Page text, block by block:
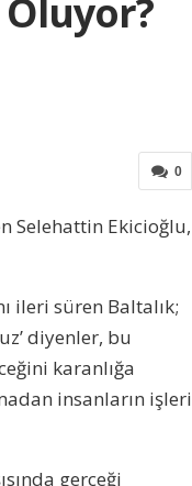
Oluyor?
0
Selehattin Ekicioğlu,
ileri süren Baltalık;
diyenler, bu
karanlığa
insanların işleri
gerçeği